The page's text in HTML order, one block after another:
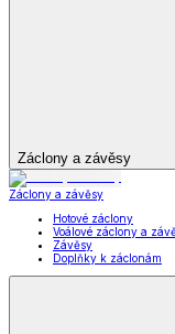
Záclony a závěsy
Záclony a závěsy
Hotové záclony
Voálové záclony a
Závěsy
Doplňky k záclonám